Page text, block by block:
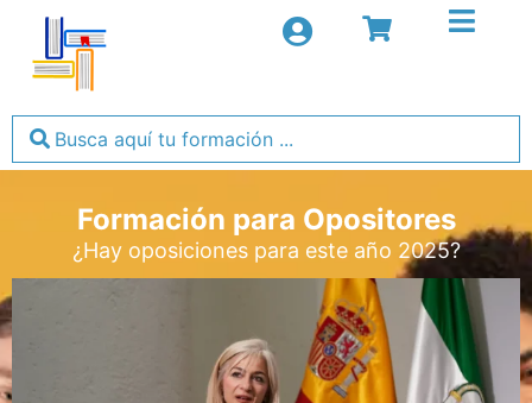
Formación para Opositores
¿Hay oposiciones para este año 2025?